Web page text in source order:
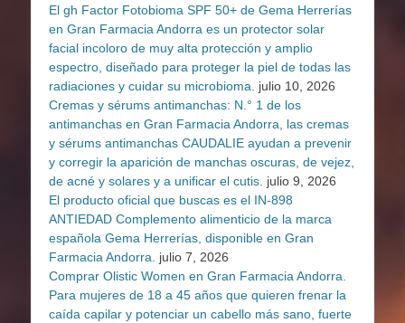
El gh Factor Fotobioma SPF 50+ de Gema Herrerías
en Gran Farmacia Andorra es un protector solar
facial incoloro de muy alta protección y amplio
espectro, diseñado para proteger la piel de todas las
radiaciones y cuidar su microbioma.
julio 10, 2026
Cremas y sérums antimanchas: N.° 1 de los
antimanchas en Gran Farmacia Andorra, las cremas
y sérums antimanchas CAUDALIE ayudan a prevenir
y corregir la aparición de manchas oscuras, de vejez,
de acné y solares y a unificar el cutis. julio 9, 2026
El producto oficial que buscas es el IN-898
ANTIEDAD Complemento alimenticio de la marca
española Gema Herrerías, disponible en Gran
Farmacia Andorra.
julio 7, 2026
Comprar Olistic Women en Gran Farmacia Andorra.
Para mujeres de 18 a 45 años que quieren frenar la
caída capilar y potenciar un cabello más sano, fuerte